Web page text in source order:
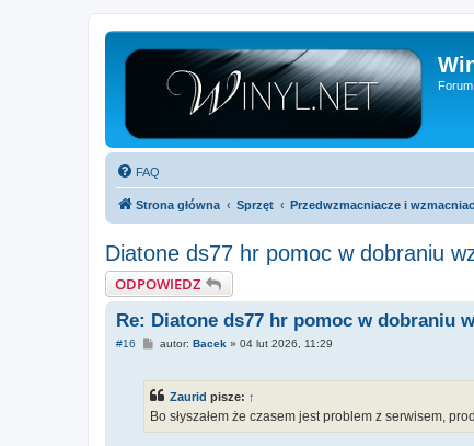
FAQ
Strona główna Sprzęt Przedwzmacniacze i
Diatone ds77 hr pomoc w dobraniu
ODPOWIEDZ
Re: Diatone ds77 hr pomoc w dobraniu
#16
P
t
autor: Bacek » 04 lut 2026, 11:29
Zaurid pisze: ↑
Bo słyszałem że czasem jest problem z serwisem,